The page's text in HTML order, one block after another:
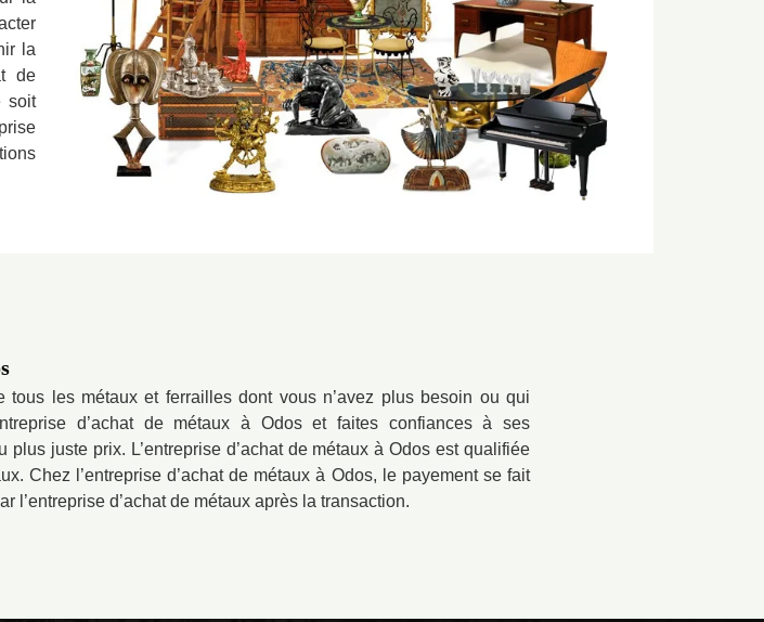
la
de
soit
tous les métaux et ferrailles dont vous n’avez plus besoin ou qui
d’achat de métaux à Odos et faites confiances à ses
juste prix. L’entreprise d’achat de métaux à Odos est qualifiée
Chez l’entreprise d’achat de métaux à Odos, le payement se fait
l’entreprise d’achat de métaux après la transaction.